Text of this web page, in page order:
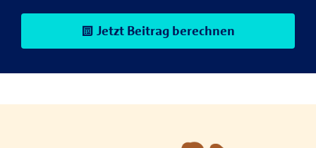
Jetzt Beitrag berechnen